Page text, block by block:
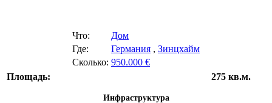
Что:
Дом
Где:
Германия , Зинцхайм
Сколько: 950.000 €
Площадь:
275 кв.м.
Инфраструктура